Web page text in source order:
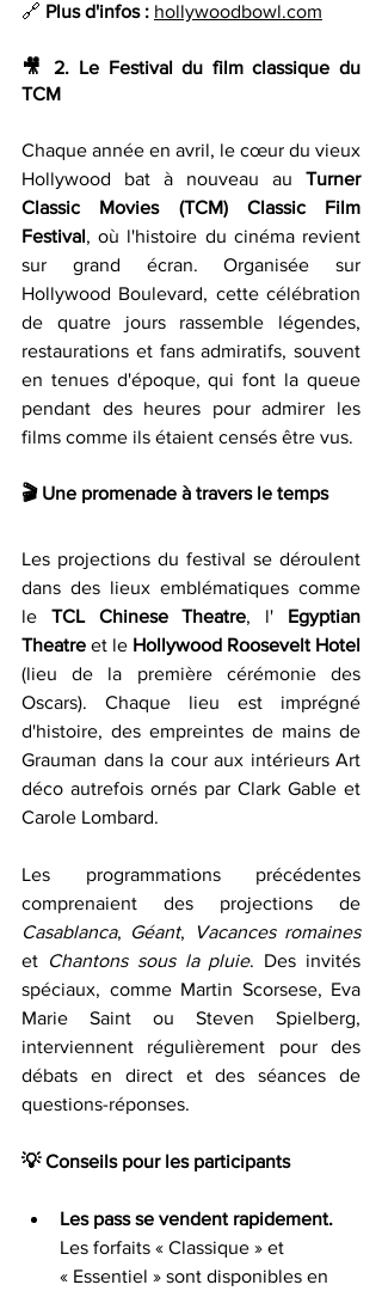
🔗 Plus d'infos : hollywoodbowl.com
🎥 2. Le Festival du film classique du
TCM
Chaque année en avril, le cœur du vieux
Hollywood bat à nouveau au Turner
Classic Movies (TCM) Classic Film
Festival, où l'histoire du cinéma revient
sur grand écran. Organisée sur
Hollywood Boulevard, cette célébration
de quatre jours rassemble légendes,
restaurations et fans admiratifs, souvent
en tenues d'époque, qui font la queue
pendant des heures pour admirer les
films comme ils étaient censés être vus.
🎬 Une promenade à travers le temps
Les projections du festival se déroulent
dans des lieux emblématiques comme
le TCL Chinese Theatre, l' Egyptian
Theatre et le
(lieu de la première cérémonie des
Oscars). Chaque lieu est imprégné
d'histoire, des empreintes de mains de
Grauman dans la cour aux intérieurs Art
déco autrefois ornés par Clark Gable et
Carole Lombard.
Les programmations précédentes
Casablanca, Géant,
Vacances romaines
et Chantons sous la pluie. Des invités
spéciaux, comme Martin Scorsese, Eva
Marie Saint ou Steven Spielberg,
interviennent régulièrement pour des
débats en direct et des séances de
questions-réponses.
💡 Conseils pour les participants
Les pass se vendent rapidement.
Les forfaits « Classique » et
« Essentiel » sont disponibles en